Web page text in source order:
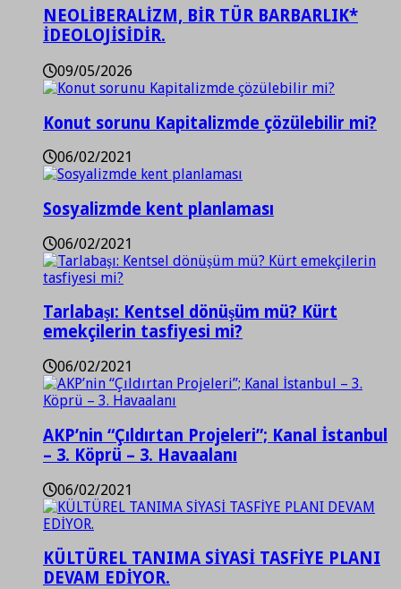
NEOLİBERALİZM, BİR TÜR BARBARLIK*
İDEOLOJİSİDİR.
09/05/2026
Konut sorunu Kapitalizmde çözülebilir mi?
06/02/2021
Sosyalizmde kent planlaması
06/02/2021
Tarlabaşı: Kentsel dönüşüm mü? Kürt
emekçilerin tasfiyesi mi?
06/02/2021
AKP’nin “Çıldırtan Projeleri”; Kanal İstanbul
– 3. Köprü – 3. Havaalanı
06/02/2021
KÜLTÜREL TANIMA SİYASİ TASFİYE PLANI
DEVAM EDİYOR.